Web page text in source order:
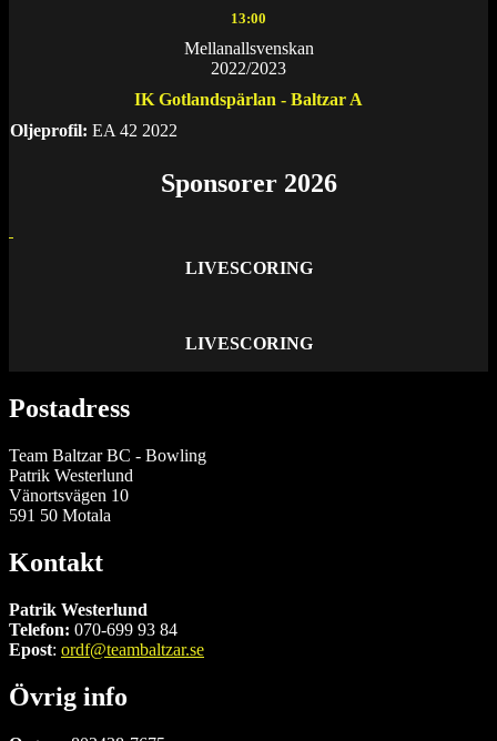
13:00
Mellanallsvenskan
2022/2023
IK Gotlandspärlan - Baltzar A
Oljeprofil: EA 42 2022
Sponsorer 2026
LIVESCORING
LIVESCORING
Postadress
Team Baltzar BC - Bowling
Patrik Westerlund
Vänortsvägen 10
591 50 Motala
Kontakt
Patrik Westerlund
Telefon: 070-699 93 84
Epost: ordf@teambaltzar.se
Övrig info